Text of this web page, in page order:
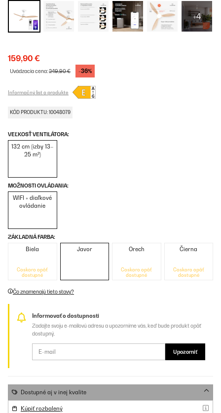
+4
159,90 €
Uvádzacia cena:249,90 € -36%
Informačný list o produkte
KÓD PRODUKTU: 10048079
VEĽKOSŤ VENTILÁTORA:
132 cm (izby 13–
25 m²)
MOŽNOSTI OVLÁDANIA:
WIFI + diaľkové
ovládanie
ZÁKLADNÁ FARBA:
Biela
Čoskoro opäť
dostupné
Javor Orech
Čoskoro opäť
dostupné
Čierna
Čoskoro opäť
dostupné
Čo znamenajú tieto stavy?
Informovať o dostupnosti
Zadajte svoju e-mailovú adresu a upozorníme vás, keď bude produkt opäť
dostupný.
Upozorniť
Dostupné aj v inej kvalite
Kúpiť rozbalený